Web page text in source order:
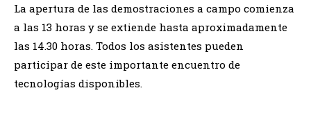
La apertura de las demostraciones a campo comienza
a las 13 horas y se extiende hasta aproximadamente
las 14.30 horas. Todos los asistentes pueden
participar de este importante encuentro de
tecnologías disponibles.